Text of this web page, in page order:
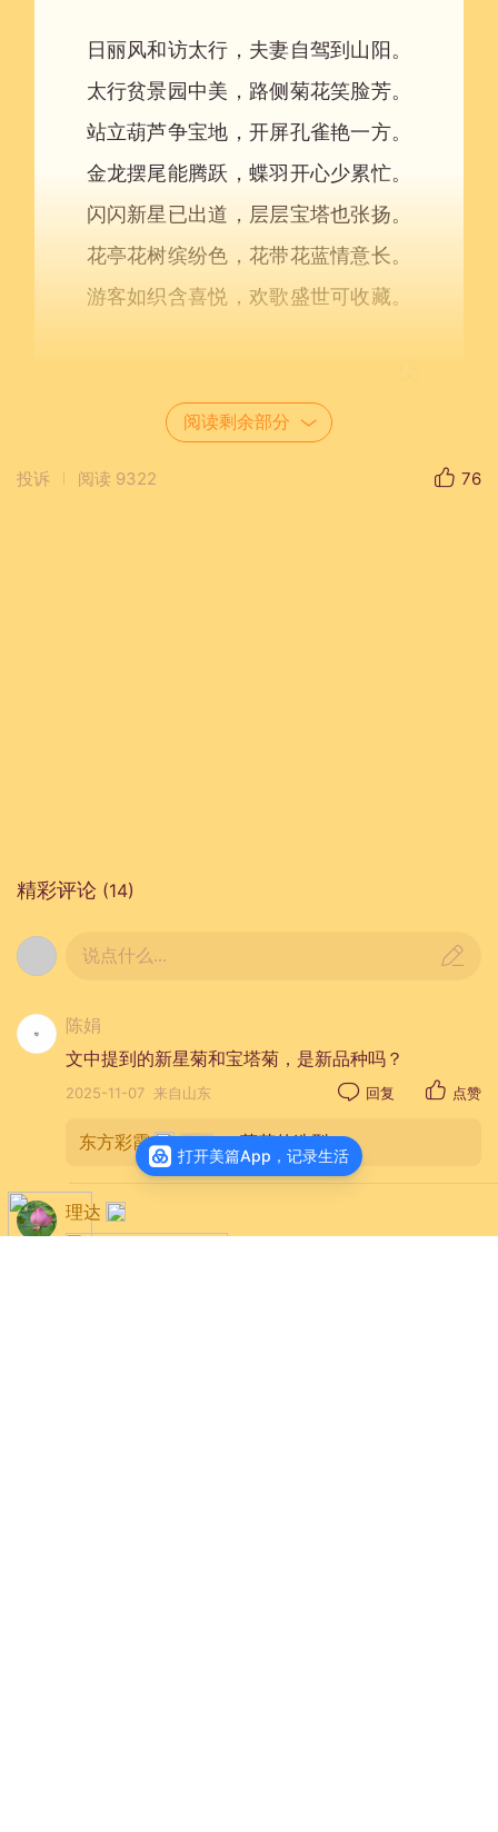
日丽风和访太行，夫妻自驾到山阳。
太行贫景园中美，路侧菊花笑脸芳。
站立葫芦争宝地，开屏孔雀艳一方。
金龙摆尾能腾跃，蝶羽开心少累忙。
闪闪新星已出道，层层宝塔也张扬。
花亭花树缤纷色，花带花蓝情意长。
游客如织含喜悦，欢歌盛世可收藏。
阅读剩余部分
投诉 阅读 9322 76
精彩评论 (14)
说点什么...
陈娟
文中提到的新星菊和宝塔菊，是新品种吗？
2025-11-07 来自山东 回复 点赞
东方彩霞 ：菊花的造型。
理达
打开美篇App，记录生活